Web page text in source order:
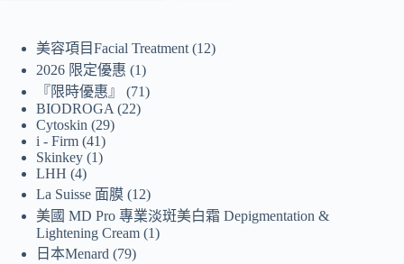
美容項目Facial Treatment 12
2026 限定優惠
1
『限時優惠』
71
BIODROGA
22
Cytoskin
29
i - Firm 41
Skinkey 1
LHH 4
La Suisse 面膜 12
美國 MD Pro 專業淡斑美白霜 Depigmentation &
Lightening Cream 1
日本Menard
79